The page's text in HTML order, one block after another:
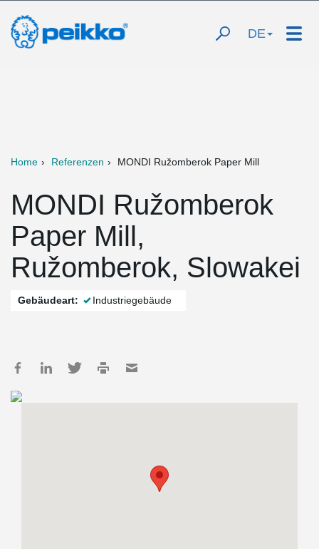
DE
Home Referenzen MONDI Ružomberok Paper Mill
MONDI Ružomberok
Paper Mill,
Ružomberok, Slowakei
Gebäudeart: Industriegebäude